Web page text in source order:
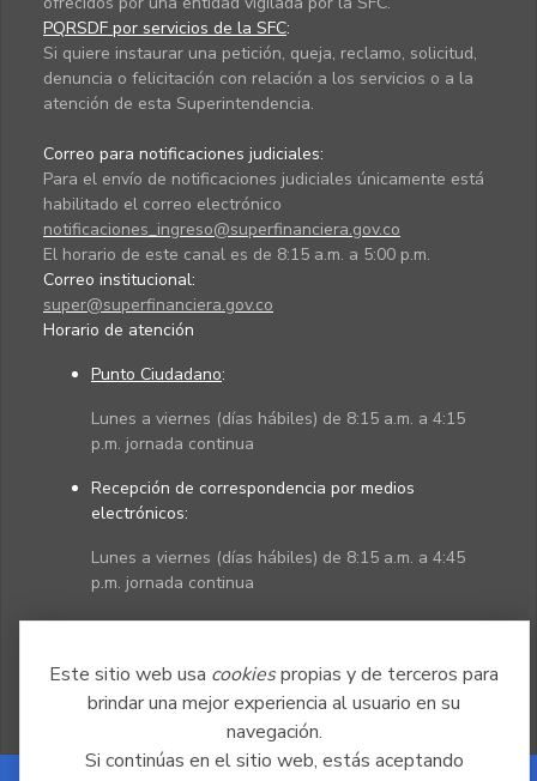
Este sitio web usa cookiespropias y de terceros para
brindar una mejor experiencia al usuario en su
navegación.
Si continúas en el sitio web, estás aceptando
PQRSDF por servicios de la SFC:
Si quiere instaurar una petición, queja, reclamo, solicitud,
denuncia o felicitación con relación a los servicios o a la
atención de esta Superintendencia.
Correo para notificaciones judiciales:
Para el envío de notificaciones judiciales únicamente está
habilitado el correo electrónico
notificaciones_ingreso@superfinanciera.gov.co
El horario de este canal es de 8:15 a.m. a 5:00 p.m.
Correo institucional:
super@superfinanciera.gov.co
Horario de atención
Punto Ciudadano:
Lunes a viernes (días hábiles) de 8:15 a.m. a 4:15
p.m. jornada continua
Recepción de correspondencia por medios
electrónicos:
Lunes a viernes (días hábiles) de 8:15 a.m. a 4:45
p.m. jornada continua